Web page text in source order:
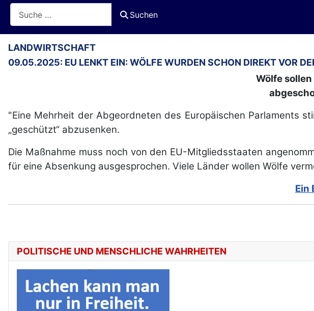
Suchen
LANDWIRTSCHAFT
09.05.2025: EU LENKT EIN: WÖLFE WURDEN SCHON DIREKT VOR
Wölfe
"Eine Mehrheit der Abgeordneten des Europäischen Parlaments
„geschützt“ abzusenken.
Die Maßnahme muss noch von den EU-Mitgliedsstaaten
für eine Absenkung ausgesprochen. Viele Länder wollen Wölfe
Ein
POLITISCHE UND MENSCHLICHE WAHRHEITEN